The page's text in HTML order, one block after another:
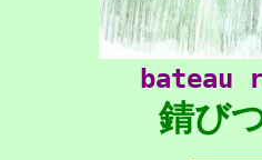
bateau
錆び